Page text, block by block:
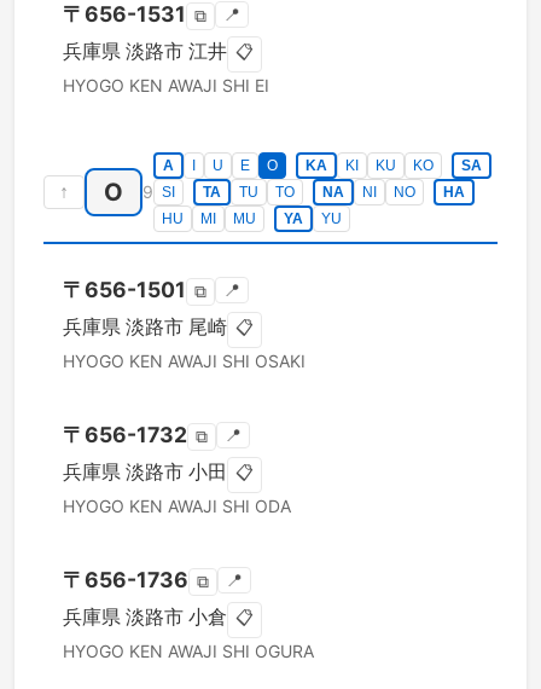
〒656-1531 ⧉ 📍
兵庫県 淡路市 江井 📋
HYOGO KEN AWAJI SHI EI
↑ O 9
A U E O KA KI KU KO
SA
SI
TA TU TO NA NI NO
HA
HU
MI MU YA YU
〒656-1501 ⧉ 📍
兵庫県 淡路市 尾崎 📋
HYOGO KEN AWAJI SHI OSAKI
〒656-1732 ⧉ 📍
兵庫県 淡路市 小田 📋
HYOGO KEN AWAJI SHI ODA
〒656-1736 ⧉ 📍
兵庫県 淡路市 小倉 📋
HYOGO KEN AWAJI SHI OGURA